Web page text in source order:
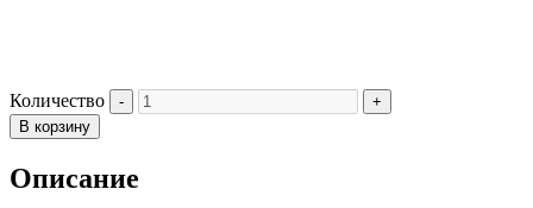
Количество
В корзину
Описание